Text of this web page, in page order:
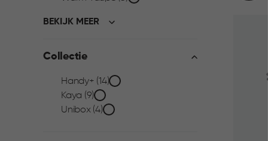
BEKIJK MEER
Collectie
Collectie
filter
Handy+ (14)
Kaya (9)
Unibox (4)